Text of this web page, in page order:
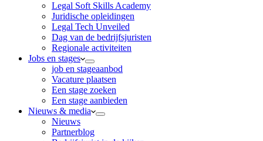
Legal Soft Skills Academy
Juridische opleidingen
Legal Tech Unveiled
Dag van de bedrijfsjuristen
Regionale activiteiten
Jobs en stages
job en stageaanbod
Vacature plaatsen
Een stage zoeken
Een stage aanbieden
Nieuws & media
Nieuws
Partnerblog